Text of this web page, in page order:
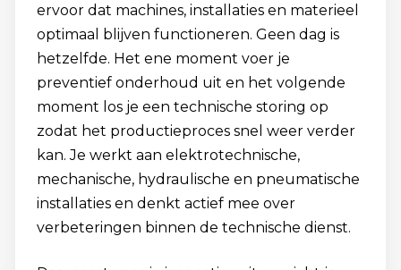
ervoor dat machines, installaties en materieel
optimaal blijven functioneren. Geen dag is
hetzelfde. Het ene moment voer je
preventief onderhoud uit en het volgende
moment los je een technische storing op
zodat het productieproces snel weer verder
kan. Je werkt aan elektrotechnische,
mechanische, hydraulische en pneumatische
installaties en denkt actief mee over
verbeteringen binnen de technische dienst.